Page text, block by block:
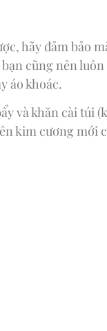
hãy đảm bảo
cũng nên
áo khoác.
và khăn cài túi
kim cương mới